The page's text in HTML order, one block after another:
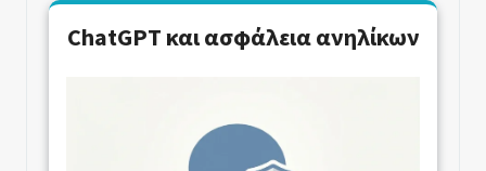
ChatGPT και ασφάλεια ανηλίκων